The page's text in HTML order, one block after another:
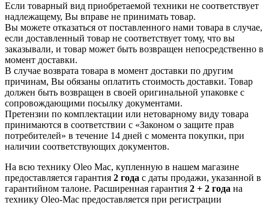
Если товарный вид приобретаемой техники не соответствует
надлежащему, Вы вправе не принимать товар.
Вы можете отказаться от поставленного нами товара в случае,
если доставленный товар не соответствует тому, что вы
заказывали, и товар может быть возвращен непосредственно в
момент доставки.
В случае возврата товара в момент доставки по другим
причинам, Вы обязаны оплатить стоимость доставки. Товар
должен быть возвращен в своей оригинальной упаковке с
сопровождающими посылку документами.
Претензии по комплектации или нетоварному виду товара
принимаются в соответствии с «Законом о защите прав
потребителей» в течение 14 дней с момента покупки, при
наличии соответствующих документов.
На всю технику Oleo Mac, купленную в нашем магазине
предоставляется гарантия 2 года с даты продажи, указанной в
гарантийном талоне. Расширенная гарантия 2 + 2 года на
технику Oleo-Mac предоставляется при регистрации